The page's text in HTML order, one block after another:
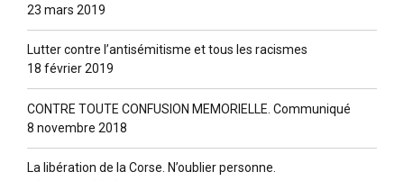
23 mars 2019
Lutter contre l’antisémitisme et tous les racismes
18 février 2019
CONTRE TOUTE CONFUSION MEMORIELLE. Communiqué
8 novembre 2018
La libération de la Corse. N’oublier personne.